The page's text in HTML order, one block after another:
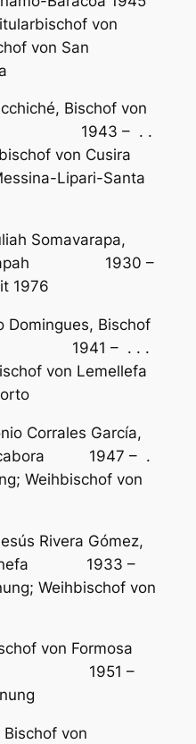
von
von San
Bischof von
– . .
von Cusira
Lipari-Santa
Somavarapa,
1930 –
Bischof
1941 – . . .
von Lemellefa
Corrales García,
1947 – .
von
Rivera Gómez,
1933 –
Weihbischof von
von Formosa
–
von